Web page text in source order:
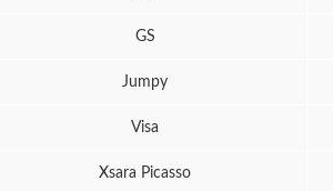
GS
Jumpy
Visa
Xsara Picasso